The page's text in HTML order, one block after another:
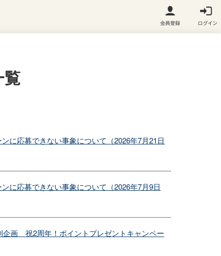
に応募できない事象について（2026年7月21日
に応募できない事象について（2026年7月9日
企画 祝2周年！ポイントプレゼントキャンペー